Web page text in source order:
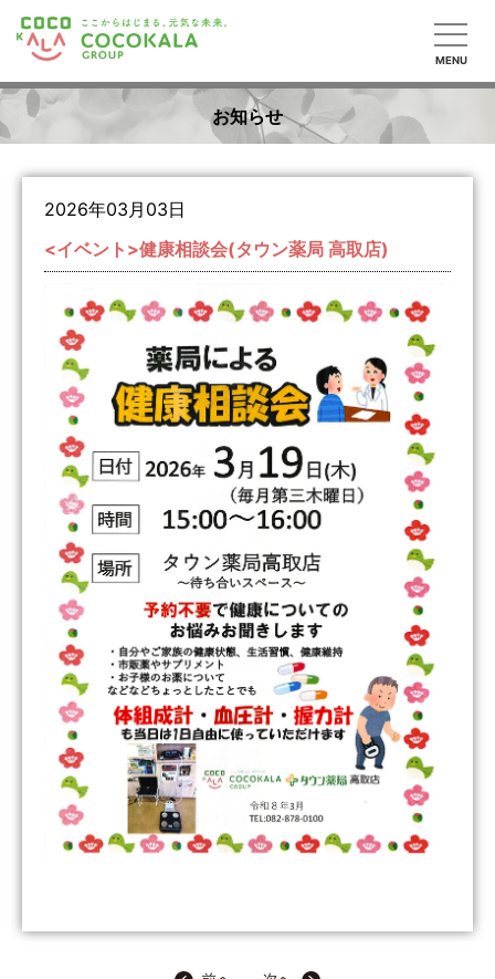
MENU
お知らせ
2026年03月03日
<イベント>健康相談会(タウン薬局 高取店)